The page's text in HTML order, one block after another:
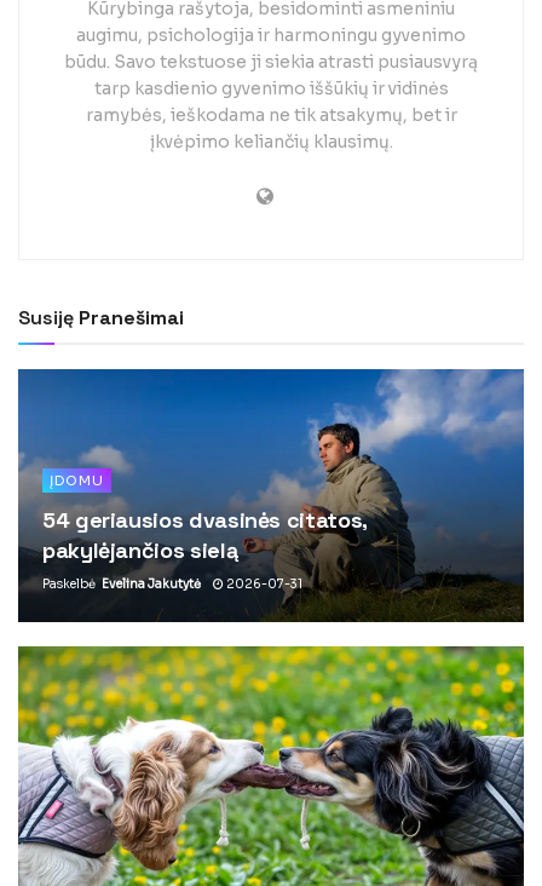
Kūrybinga rašytoja, besidominti asmeniniu
augimu, psichologija ir harmoningu gyvenimo
būdu. Savo tekstuose ji siekia atrasti pusiausvyrą
tarp kasdienio gyvenimo iššūkių ir vidinės
ramybės, ieškodama ne tik atsakymų, bet ir
įkvėpimo keliančių klausimų.
Susiję Pranešimai
ĮDOMU
54 geriausios dvasinės citatos,
pakylėjančios sielą
Paskelbė Evelina Jakutytė 2026-07-31